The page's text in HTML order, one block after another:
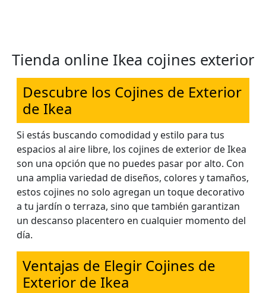
Tienda online Ikea cojines exterior
Descubre los Cojines de Exterior
de Ikea
Si estás buscando comodidad y estilo para tus
espacios al aire libre, los cojines de exterior de Ikea
son una opción que no puedes pasar por alto. Con
una amplia variedad de diseños, colores y tamaños,
estos cojines no solo agregan un toque decorativo
a tu jardín o terraza, sino que también garantizan
un descanso placentero en cualquier momento del
día.
Ventajas de Elegir Cojines de
Exterior de Ikea